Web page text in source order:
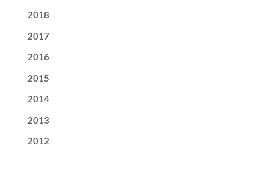
2018
2017
2016
2015
2014
2013
2012